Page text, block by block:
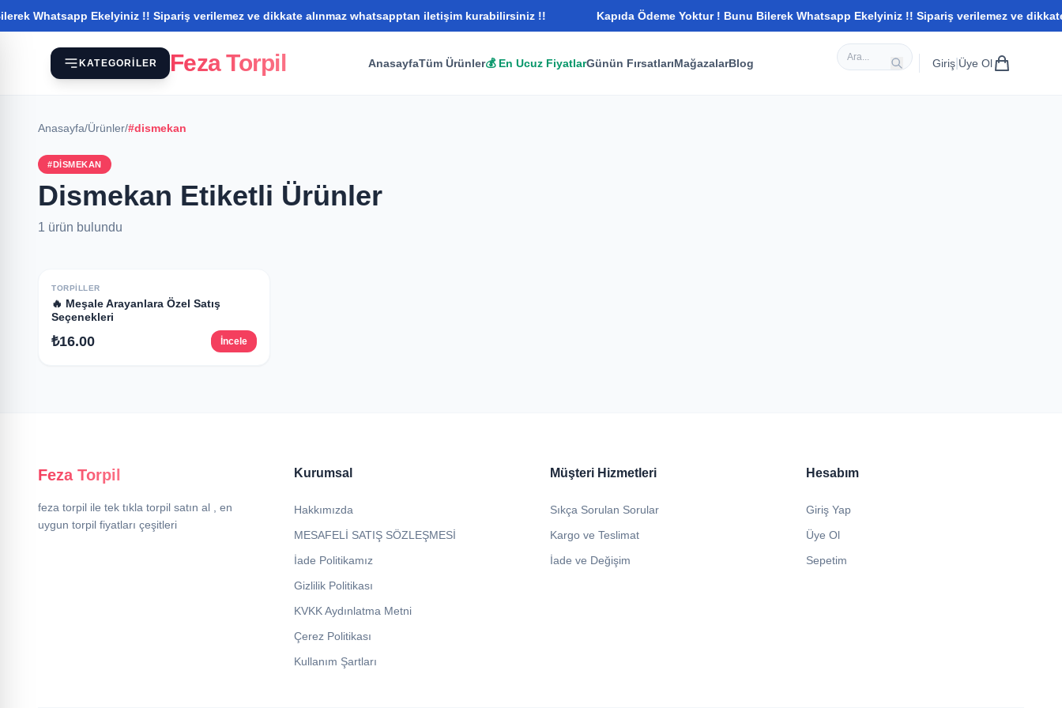
Whatsapp Ekelyiniz !! Sipariş verilemez ve dikkate alınmaz whatsapptan iletişim kurabilirsiniz !! Kapıda Ödeme Yoktur ! Bunu Bilerek Whatsapp Ekelyiniz !! Sipariş verilemez ve
KATEGORILER Feza Torpil AnasayfaTüm Ürünler💰 En Ucuz FiyatlarGünün FırsatlarıMağazalarBlog Giriş| Üye Ol
Anasayfa/Ürünler/#dismekan
#DISMEKAN
Dismekan Etiketli Ürünler
1 ürün bulundu
TORPILLER
🔥 Meşale Arayanlara Özel Satış
Seçenekleri
₺16.00 İncele
Feza Torpil
feza torpil ile tek tıkla torpil satın al , en
uygun torpil fiyatları çeşitleri
Kurumsal
Hakkımızda
MESAFELİ SATIŞ SÖZLEŞMESİ
İade Politikamız
Gizlilik Politikası
KVKK Aydınlatma Metni
Çerez Politikası
Kullanım Şartları
Müşteri Hizmetleri
Sıkça Sorulan Sorular
Kargo ve Teslimat
İade ve Değişim
Hesabım
Giriş Yap
Üye Ol
Sepetim